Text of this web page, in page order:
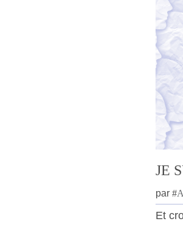
JE
par #
Et